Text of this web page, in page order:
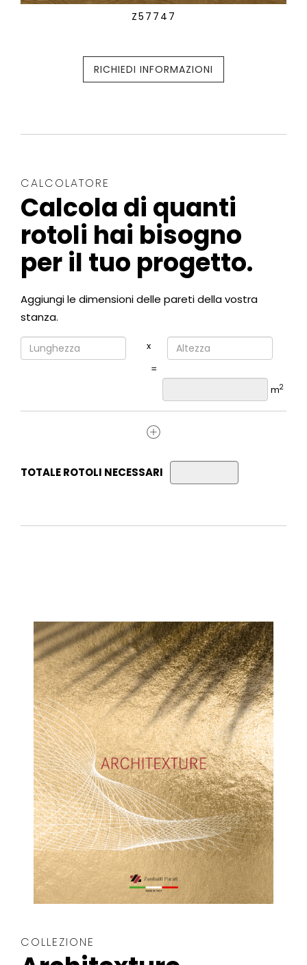
Z57747
RICHIEDI INFORMAZIONI
CALCOLATORE
Calcola di quanti
rotoli hai bisogno
per il tuo progetto.
Aggiungi le dimensioni delle pareti della vostra
stanza.
x
=
m2
TOTALE ROTOLI NECESSARI
COLLEZIONE